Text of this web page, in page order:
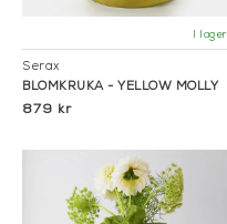
I lager
Serax
BLOMKRUKA - YELLOW MOLLY
879 kr